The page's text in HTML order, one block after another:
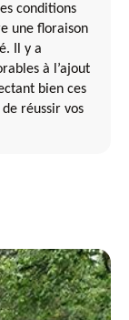
conditions
une floraison
Il y a
à l’ajout
bien ces
réussir vos